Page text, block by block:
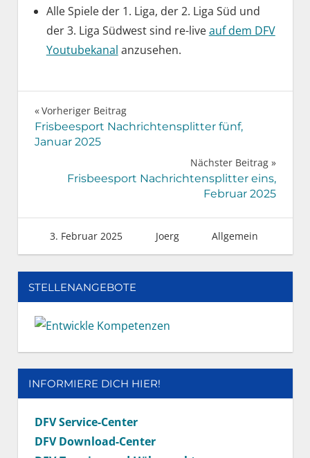
Alle Spiele der 1. Liga, der 2. Liga Süd und
der 3. Liga Südwest sind re-liveauf dem DFV
Youtubekanal anzusehen.
Beitragsnavigation
Vorheriger Beitrag
Frisbeesport Nachrichtensplitter fünf,
Januar 2025
Nächster Beitrag
Frisbeesport Nachrichtensplitter eins,
Februar 2025
3. Februar 2025 Joerg Allgemein
STELLENANGEBOTE
INFORMIERE DICH HIER!
DFV Service-Center
DFV Download-Center